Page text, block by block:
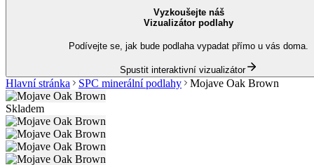
Vyzkoušejte náš
Vizualizátor podlahy
Podívejte se, jak bude podlaha vypadat přímo u vás doma.
Spustit interaktivní vizualizátor
Hlavní stránka SPC minerální podlahy Mojave Oak Brown
Skladem